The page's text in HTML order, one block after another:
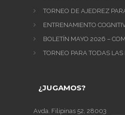
TORNEO DE AJEDREZ
ENTRENAMIENTO
BOLETÍN MAYO 2026 –
TORNEO PARA TODAS LAS
¿JUGAMOS?
Avda. Filipinas 52, 28003